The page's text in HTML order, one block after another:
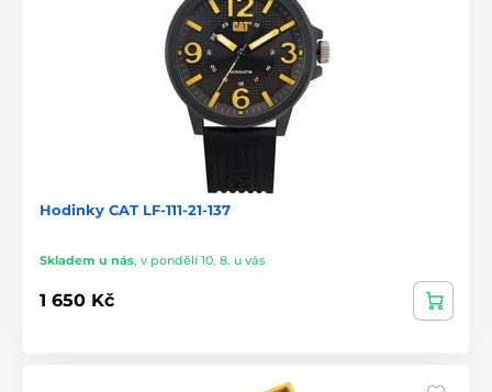
Hodinky CAT LF-111-21-137
Skladem u nás, v pondělí 10. 8. u vás
1 650 Kč